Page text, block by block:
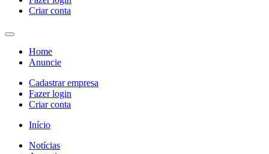
Criar conta
Home
Anuncie
Cadastrar empresa
Fazer login
Criar conta
Início
Notícias